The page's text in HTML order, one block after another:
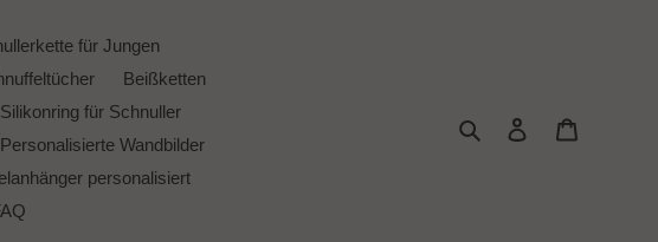
für Jungen
Beißketten
Silikonring für Schnuller
Personalisierte Wandbilder
personalisiert
Suchen Einloggen